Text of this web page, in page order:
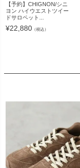
【予約】CHIGNON/シニ
ヨン ハイウエストツイー
ドサロペット...
¥22,880 （税込）